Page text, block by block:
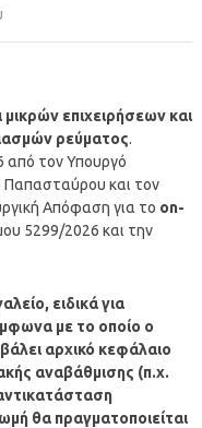
μικρών επιχειρήσεων και
ρεύματος.
από τον Υπουργό
Παπασταύρου και τον
Απόφαση για το on-
5299/2026 και την
ειδικά για
με το οποίο ο
αρχικό κεφάλαιο
αναβάθμισης (π.χ.
θα πραγματοποιείται